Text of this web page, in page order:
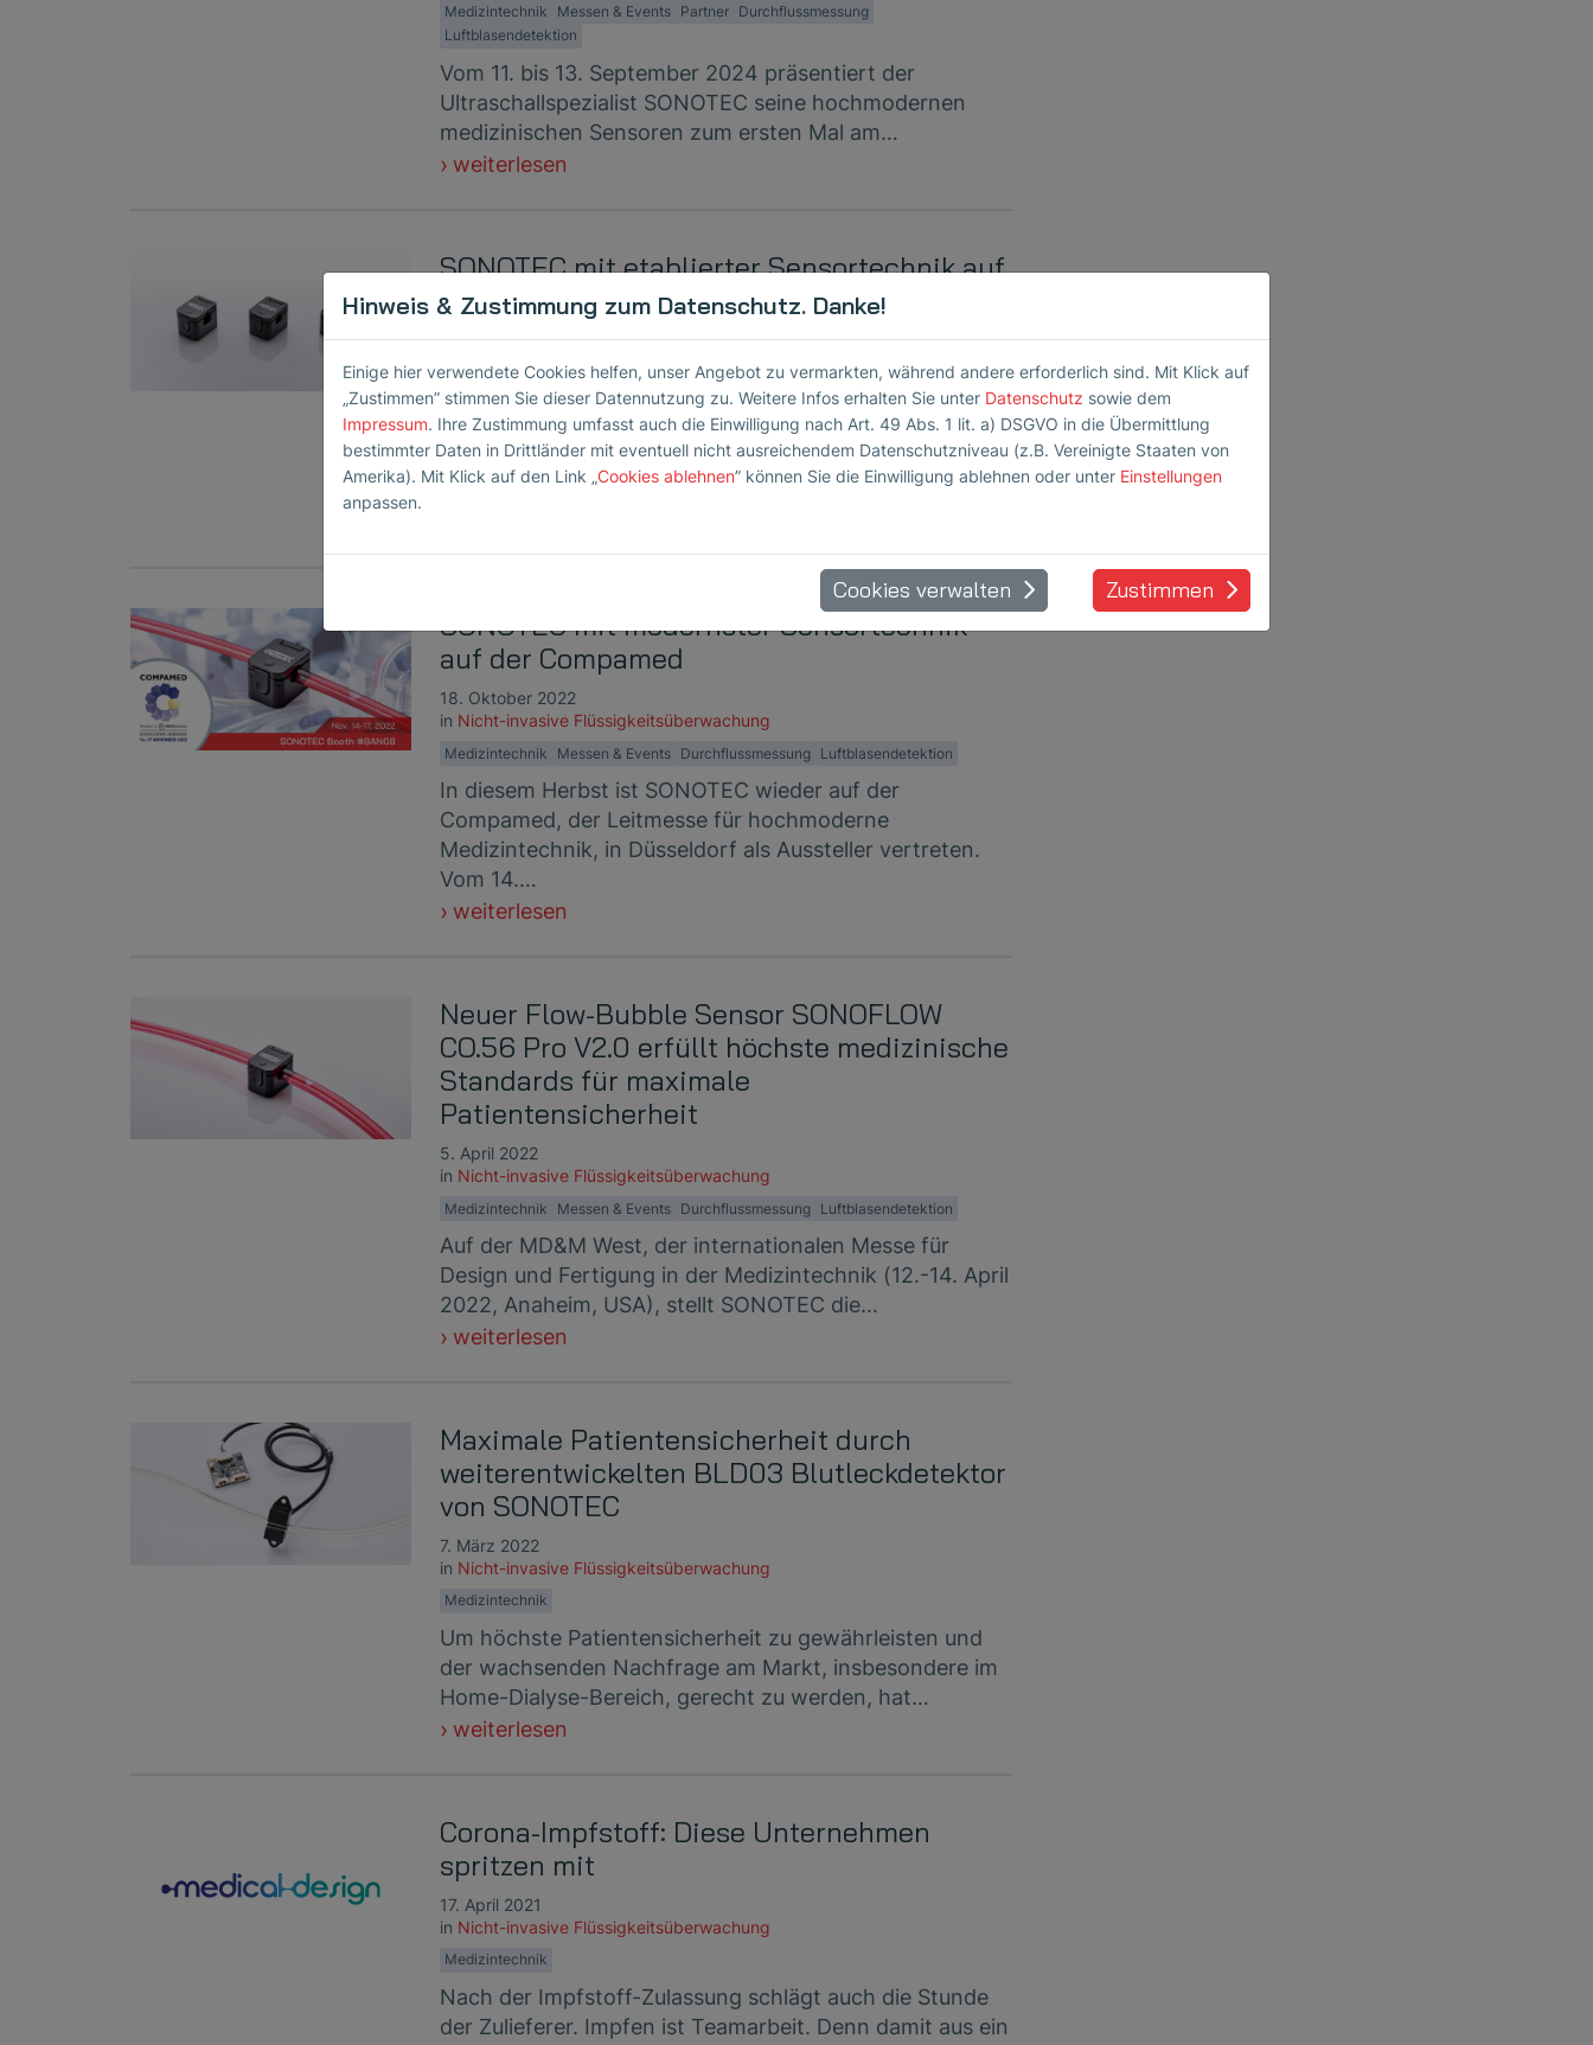
Medizintechnik Messen & Events Partner Durchflussmessung
Luftblasendetektion
Vom 11. bis 13. September 2024 präsentiert der
Ultraschallspezialist SONOTEC seine hochmodernen
medizinischen Sensoren zum ersten Mal am…
weiterlesen
SONOTEC mit etablierter Sensortechnik auf
der COMPAMED
5. Oktober 2023
Nicht-invasive Flüssigkeitsüberwachung
Medizintechnik Messen & Events Durchflussmessung Luftblasendetektion
Die Weltleitmesse für innovative Medizintechnik, die
COMPAMED, öffnet vom 13. bis 16. November 2023 in
Düsseldorf ihre Tore. Seit über 10 Jahren…
SONOTEC mit modernster Sensortechnik
auf der Compamed
18. Oktober 2022
in Nicht-invasive Flüssigkeitsüberwachung
Medizintechnik Messen & Events Durchflussmessung Luftblasendetektion
In diesem Herbst ist SONOTEC wieder auf der
Compamed, der Leitmesse für hochmoderne
Medizintechnik, in Düsseldorf als Aussteller vertreten.
Vom 14.…
weiterlesen
Neuer Flow-Bubble Sensor SONOFLOW
CO.56 Pro V2.0 erfüllt höchste medizinische
Standards für maximale
Patientensicherheit
5. April 2022
in Nicht-invasive Flüssigkeitsüberwachung
Medizintechnik Messen & Events Durchflussmessung Luftblasendetektion
Auf der MD&M West, der internationalen Messe für
Design und Fertigung in der Medizintechnik (12.-14. April
2022, Anaheim, USA), stellt SONOTEC die…
weiterlesen
Maximale Patientensicherheit durch
weiterentwickelten BLD03 Blutleckdetektor
von SONOTEC
7. März 2022
in Nicht-invasive Flüssigkeitsüberwachung
Medizintechnik
Um höchste Patientensicherheit zu gewährleisten und
der wachsenden Nachfrage am Markt, insbesondere im
Home-Dialyse-Bereich, gerecht zu werden, hat…
weiterlesen
Corona-Impfstoff: Diese Unternehmen
spritzen mit
17. April 2021
in Nicht-invasive Flüssigkeitsüberwachung
Medizintechnik
Nach der Impfstoff-Zulassung schlägt auch die Stunde
der Zulieferer. Impfen ist Teamarbeit. Denn damit aus ein
Hinweis & Zustimmung zum Datenschutz. Danke!
Einige hier verwendete Cookies helfen, unser Angebot zu vermarkten, während andere erforderlich sind. Mit Klick auf
„Zustimmen” stimmen Sie dieser Datennutzung zu. Weitere Infos erhalten Sie unter Datenschutz sowie dem
Impressum. Ihre Zustimmung umfasst auch die Einwilligung nach Art. 49 Abs. 1 lit. a) DSGVO in die Übermittlung
bestimmter Daten in Drittländer mit eventuell nicht ausreichendem Datenschutzniveau (z.B. Vereinigte Staaten von
Amerika). Mit Klick auf den Link „Cookies ablehnen” können Sie die Einwilligung ablehnen oder unter Einstellungen
anpassen.
Cookies verwalten Zustimmen